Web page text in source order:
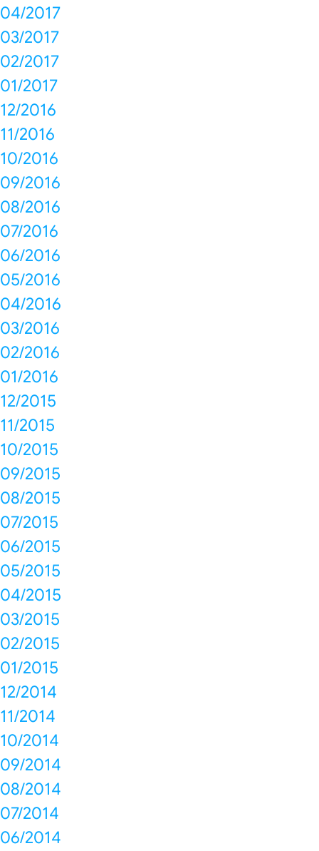
04/2017
03/2017
02/2017
01/2017
12/2016
11/2016
10/2016
09/2016
08/2016
07/2016
06/2016
05/2016
04/2016
03/2016
02/2016
01/2016
12/2015
11/2015
10/2015
09/2015
08/2015
07/2015
06/2015
05/2015
04/2015
03/2015
02/2015
01/2015
12/2014
11/2014
10/2014
09/2014
08/2014
07/2014
06/2014